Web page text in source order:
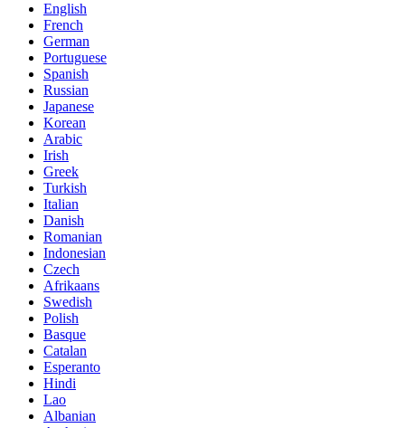
English
French
German
Portuguese
Spanish
Russian
Japanese
Korean
Arabic
Irish
Greek
Turkish
Italian
Danish
Romanian
Indonesian
Czech
Afrikaans
Swedish
Polish
Basque
Catalan
Esperanto
Hindi
Lao
Albanian